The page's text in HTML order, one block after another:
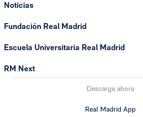
Noticias
Fundación Real Madrid
Escuela Universitaria Real Madrid
RM Next
Descarga ahora
Real Madrid App